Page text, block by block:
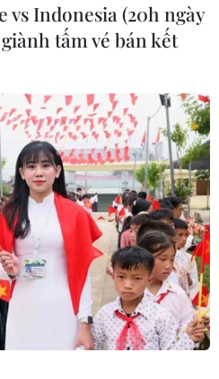
thánh chiến Hồi
đoàn xe của lực lượng
Đông Syria khi họ đang tìm
Iraq, diệt 8 đối tượng.
vs Indonesia (20h ngày
tấm vé bán kết